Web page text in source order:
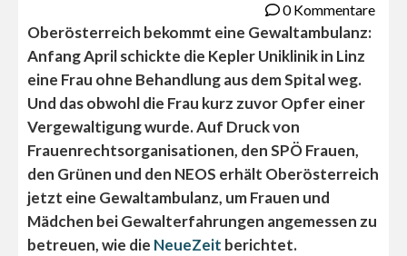
0 Kommentare
Oberösterreich bekommt eine Gewaltambulanz:
Anfang April schickte die Kepler Uniklinik in Linz
eine Frau ohne Behandlung aus dem Spital weg.
Und das obwohl die Frau kurz zuvor Opfer einer
Vergewaltigung wurde. Auf Druck von
Frauenrechtsorganisationen, den SPÖ Frauen,
den Grünen und den NEOS erhält Oberösterreich
jetzt eine Gewaltambulanz, um Frauen und
Mädchen bei Gewalterfahrungen angemessen zu
betreuen, wie die NeueZeit berichtet.